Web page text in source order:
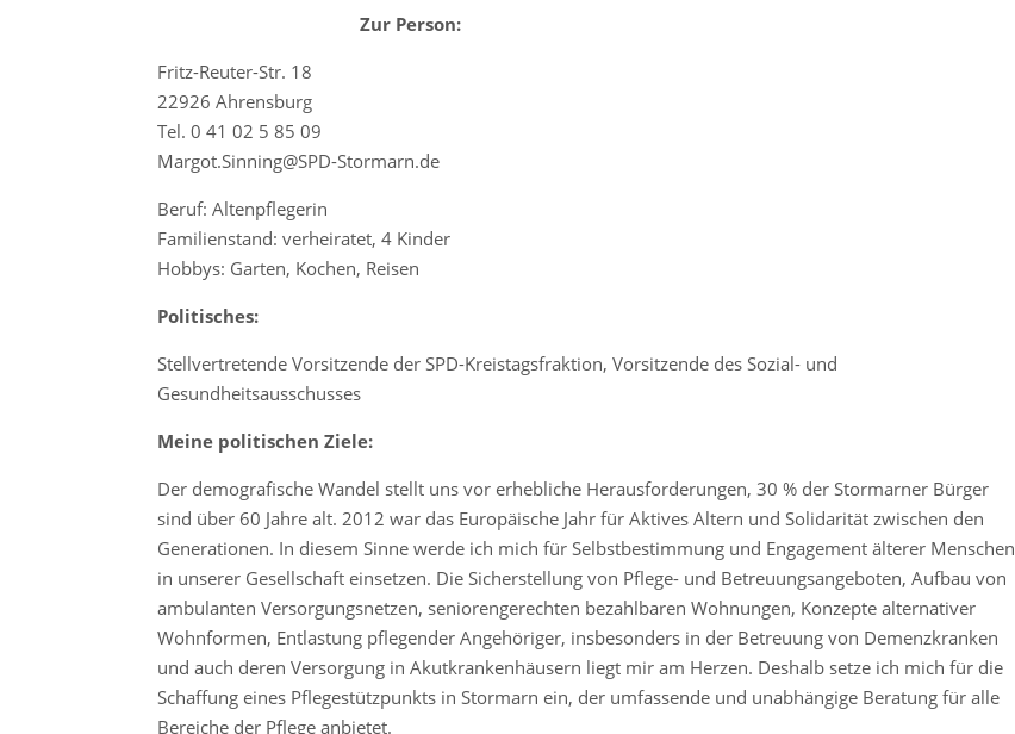
Zur Person:
Fritz-Reuter-Str. 18
22926 Ahrensburg
Tel. 0 41 02 5 85 09
Margot.Sinning@SPD-Stormarn.de
Beruf: Altenpflegerin
Familienstand: verheiratet, 4 Kinder
Hobbys: Garten, Kochen, Reisen
Politisches:
Stellvertretende Vorsitzende der SPD-Kreistagsfraktion, Vorsitzende des Sozial- und
Gesundheitsausschusses
Meine politischen Ziele:
Der demografische Wandel stellt uns vor erhebliche Herausforderungen, 30 % der Stormarner Bürger
sind über 60 Jahre alt. 2012 war das Europäische Jahr für Aktives Altern und Solidarität zwischen den
Generationen. In diesem Sinne werde ich mich für Selbstbestimmung und Engagement älterer Menschen
in unserer Gesellschaft einsetzen. Die Sicherstellung von Pflege- und Betreuungsangeboten, Aufbau von
ambulanten Versorgungsnetzen, seniorengerechten bezahlbaren Wohnungen, Konzepte alternativer
Wohnformen, Entlastung pflegender Angehöriger, insbesonders in der Betreuung von Demenzkranken
und auch deren Versorgung in Akutkrankenhäusern liegt mir am Herzen. Deshalb setze ich mich für die
Schaffung eines Pflegestützpunkts in Stormarn ein, der umfassende und unabhängige Beratung für alle
Bereiche der Pflege anbietet.